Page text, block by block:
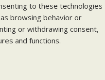
to these technologies
browsing behavior or
or withdrawing consent,
and functions.